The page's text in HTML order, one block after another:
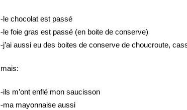
-le chocolat est passé
-le foie gras est passé (en boite de conserve)
-j’ai aussi eu des boites de conserve de choucroute,
mais:
-ils m’ont enflé mon saucisson
-ma mayonnaise aussi